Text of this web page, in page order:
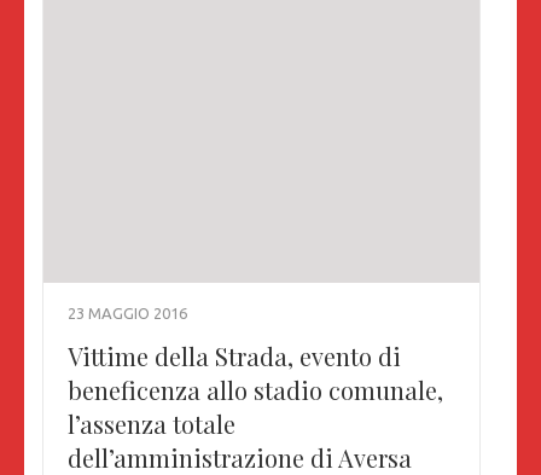
23 MAGGIO 2016
Vittime della Strada, evento di
beneficenza allo stadio comunale,
l’assenza totale
dell’amministrazione di Aversa